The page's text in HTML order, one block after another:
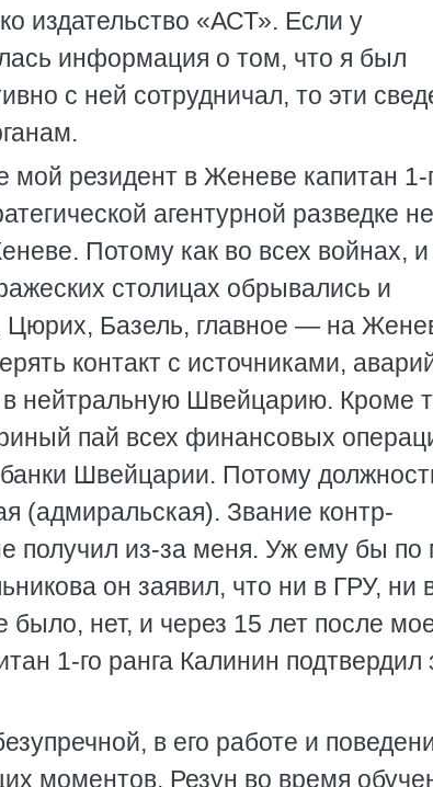
издательство «АСТ». Если у
информация о том, что я был
с ней сотрудничал, то эти
резидент в Женеве капитан 1-
агентурной разведке
Потому как во всех войнах,
столицах обрывались и
Базель, главное — на
контакт с источниками,
нейтральную Швейцарию. Кроме
пай всех финансовых
Швейцарии. Потому
(адмиральская). Звание контр-
получил из-за меня. Уж ему бы по
он заявил, что ни в ГРУ, ни
нет, и через 15 лет после
1-го ранга Калинин подтвердил
в его работе и
моментов. Резун во время